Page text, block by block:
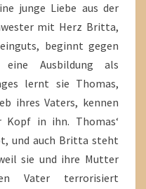
junge Liebe aus der
mit Herz Britta,
beginnt gegen
Ausbildung als
lernt sie Thomas,
ihres Vaters, kennen
in ihn. Thomas‘
und auch Britta steht
sie und ihre Mutter
Vater terrorisiert